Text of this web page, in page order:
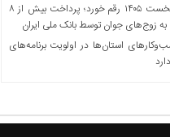
در چهار ماه نخست ۱۴۰۵ رقم خورد؛ پرداخت بیش از ۸
زوج‌های جوان توسط بانک ملی ایران
استان‌ها در اولویت برنامه‌های